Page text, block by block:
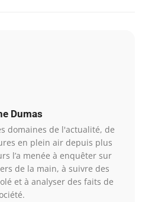
Dumas
domaines de l'actualité, de
en plein air depuis plus
l’a menée à enquêter sur
de la main, à suivre des
et à analyser des faits de